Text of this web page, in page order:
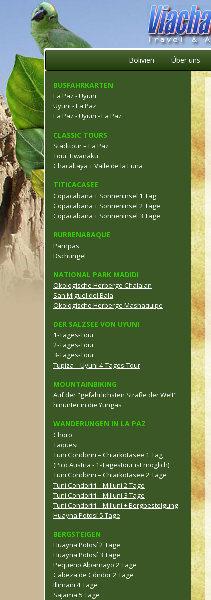
Bolivien Über uns
BUSFAHRKARTEN
La Paz - Uyuni
Uyuni - La Paz
La Paz - Uyuni - La Paz
CLASSIC TOURS
Stadttour – La Paz
Tour Tiwanaku
Chacaltaya + Valle de la Luna
TITICACASEE
Copacabana + Sonneninsel 1 Tag
Copacabana + Sonneninsel 2 Tage
Copacabana + Sonneninsel 3 Tage
RURRENABAQUE
Pampas
Dschungel
NATIONAL PARK MADIDI
Ökologische Herberge Chalalan
San Miguel del Bala
Ökologische Herberge Mashaquipe
DER SALZSEE VON UYUNI
1-Tages-Tour
2-Tages-Tour
3-Tages-Tour
Tupiza – Uyuni 4-Tages-Tour
MOUNTAINBIKING
Auf der "gefährlichsten Straße der Welt"
hinunter in die Yungas
WANDERUNGEN IN LA PAZ
Choro
Taquesi
Tuni Condoriri – Chiarkotasee 1 Tag
(Pico Austria - 1-Tagestour ist möglich)
Tuni Condoriri – Chiarkotasee 2 Tage
Tuni Condoriri – Milluni 2 Tage
Tuni Condoriri – Milluni 3 Tage
Tuni Condoriri – Milluni + Bergbesteigung
Huayna Potosí 5 Tage
BERGSTEIGEN
Huayna Potosí 2 Tage
Huayna Potosí 3 Tage
Pequeño Alpamayo 2 Tage
Cabeza de Cóndor 2 Tage
Illimani 4 Tage
Sajama 5 Tage